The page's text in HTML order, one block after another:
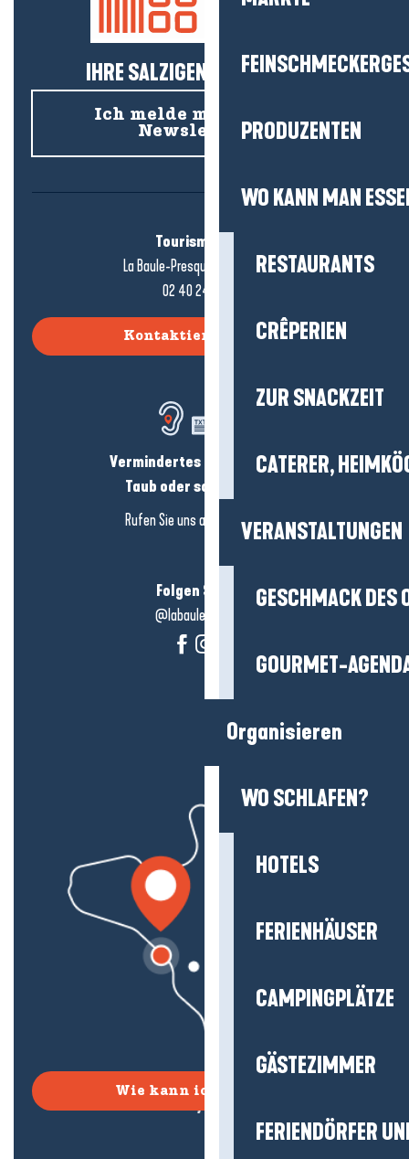
PRODUZENTEN
WO KANN MAN
RESTAURANTS
CRÊPERIEN
ZUR SNACKZEIT
CATERER,
VERANSTALTUNGEN
GESCHMACK DES
GOURMET-
Organisieren
WO SCHLAFEN?
HOTELS
FERIENHÄUSER
CAMPINGPLÄTZE
GÄSTEZIMMER
FERIENDÖRFER
IHRE SALZIGEN NEUIGKEITEN!
Ich melde mich für den
Newsletter an
Tourismusbüro
La Baule-Presqu'île de Guérande
02 40 24 34 44
Kontaktieren Sie uns
Vermindertes Hörvermögen?
Taub oder schwerhörig?
Rufen Sie uns an in
hier klicken
Folgen Sie uns!
@labauleguérande
Wie kann ich kommen?